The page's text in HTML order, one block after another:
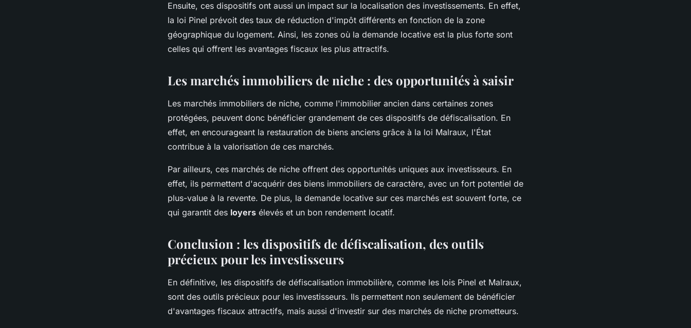
Ensuite, ces dispositifs ont aussi un impact sur la localisation des investissements. En effet,
la loi Pinel prévoit des taux de réduction d'impôt différents en fonction de la zone
géographique du logement. Ainsi, les zones où la demande locative est la plus forte sont
celles qui offrent les avantages fiscaux les plus attractifs.
Les marchés immobiliers de niche : des opportunités à saisir
Les marchés immobiliers de niche, comme l'immobilier ancien dans certaines zones
protégées, peuvent donc bénéficier grandement de ces dispositifs de défiscalisation. En
effet, en encourageant la restauration de biens anciens grâce à la loi Malraux, l'État
contribue à la valorisation de ces marchés.
Par ailleurs, ces marchés de niche offrent des opportunités uniques aux investisseurs. En
effet, ils permettent d'acquérir des biens immobiliers de caractère, avec un fort potentiel de
plus-value à la revente. De plus, la demande locative sur ces marchés est souvent forte, ce
qui garantit des loyers élevés et un bon rendement locatif.
Conclusion : les dispositifs de défiscalisation, des outils
précieux pour les investisseurs
En définitive, les dispositifs de défiscalisation immobilière, comme les lois Pinel et Malraux,
sont des outils précieux pour les investisseurs. Ils permettent non seulement de bénéficier
d'avantages fiscaux attractifs, mais aussi d'investir sur des marchés de niche prometteurs.